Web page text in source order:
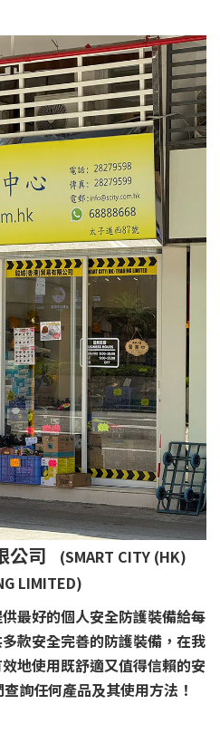
公司
(SMART CITY (HK)
LIMITED)
最好的個人安全防護裝備給每
款安全完善的防護裝備，在我
地使用既舒適又值得信賴的安
詢任何產品及其使用方法！